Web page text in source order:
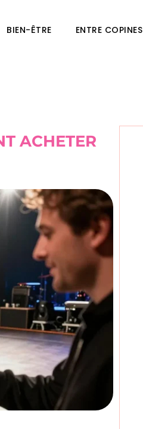
BIEN-ÊTRE ENTRE COPINES
ACHETER